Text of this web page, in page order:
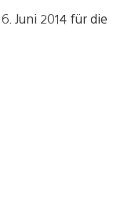
Juni 2014 für die